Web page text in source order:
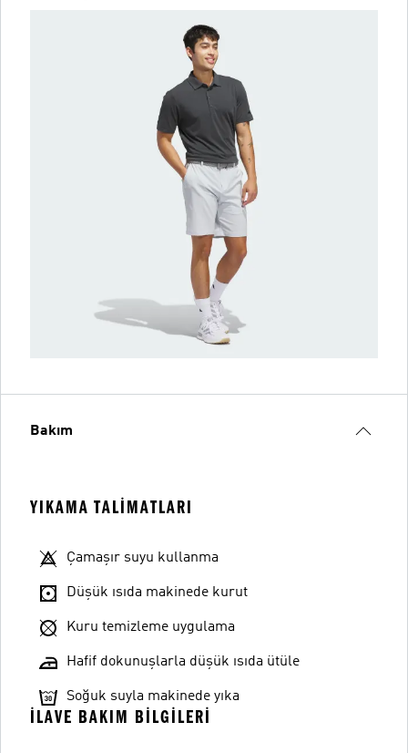
Bakım
YIKAMA TALIMATLARI
Çamaşır suyu kullanma
Düşük ısıda makinede kurut
Kuru temizleme uygulama
Hafif dokunuşlarla düşük ısıda ütüle
Soğuk suyla makinede yıka
İLAVE BAKIM BILGILERI